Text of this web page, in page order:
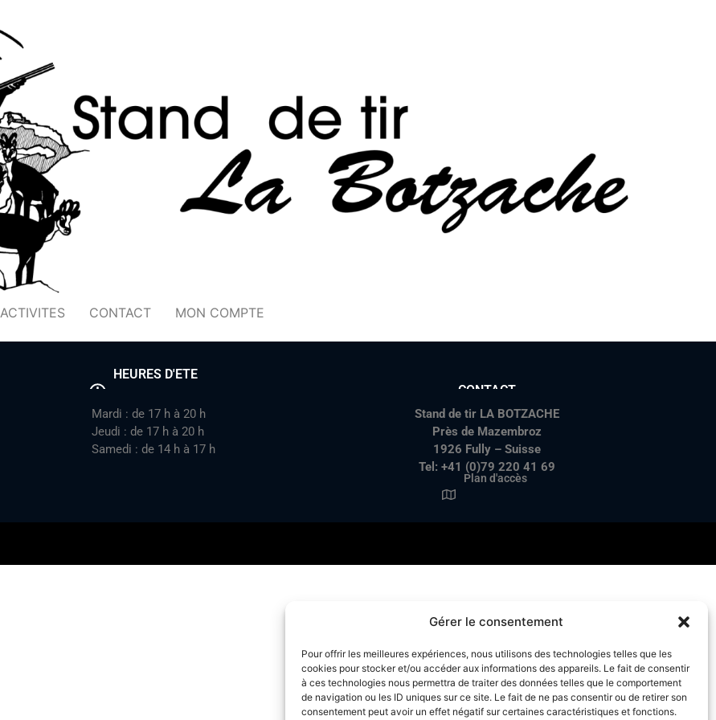
Gérer le consentement
Pour offrir les meilleures expériences, nous utilisons des technologies telles que les
cookies pour stocker et/ou accéder aux informations des appareils. Le fait de consentir
à ces technologies nous permettra de traiter des données telles que le comportement
de navigation ou les ID uniques sur ce site. Le fait de ne pas consentir ou de retirer son
consentement peut avoir un effet négatif sur certaines caractéristiques et fonctions.
ACTIVITES CONTACT MON COMPTE
HEURES D'ETE
CONTACT
Mardi : de 17 h à 20 h
Jeudi : de 17 h à 20 h
Samedi : de 14 h à 17 h
Stand de tir LA BOTZACHE
Près de Mazembroz
1926 Fully – Suisse
Tel: +41 (0)79 220 41 69
Plan d'accès